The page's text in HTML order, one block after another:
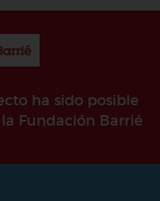
ha sido posible
Fundación Barrié